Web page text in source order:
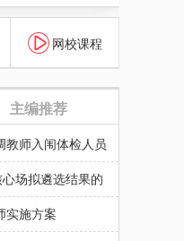
网校课程
主编推荐
教师入闱体检人员
场拟遴选结果的
实施方案